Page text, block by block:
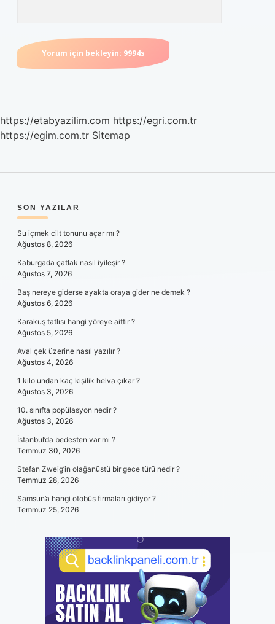
https://etabyazilim.com https://egri.com.tr
https://egim.com.tr Sitemap
SIDEBAR
SON YAZILAR
Su içmek cilt tonunu açar mı ?
Ağustos 8, 2026
Kaburgada çatlak nasıl iyileşir ?
Ağustos 7, 2026
Baş nereye giderse ayakta oraya gider ne demek ?
Ağustos 6, 2026
Karakuş tatlısı hangi yöreye aittir ?
Ağustos 5, 2026
Aval çek üzerine nasıl yazılır ?
Ağustos 4, 2026
1 kilo undan kaç kişilik helva çıkar ?
Ağustos 3, 2026
10. sınıfta popülasyon nedir ?
Ağustos 3, 2026
İstanbul’da bedesten var mı ?
Temmuz 30, 2026
Stefan Zweig’in olağanüstü bir gece türü nedir ?
Temmuz 28, 2026
Samsun’a hangi otobüs firmaları gidiyor ?
Temmuz 25, 2026